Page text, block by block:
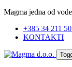
Magma jedna od
+385 34 211
KONTAKTI